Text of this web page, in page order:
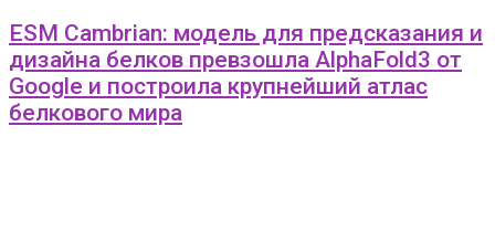
ESM Cambrian: модель для предсказания и
дизайна белков превзошла AlphaFold3 от
Google и построила крупнейший атлас
белкового мира